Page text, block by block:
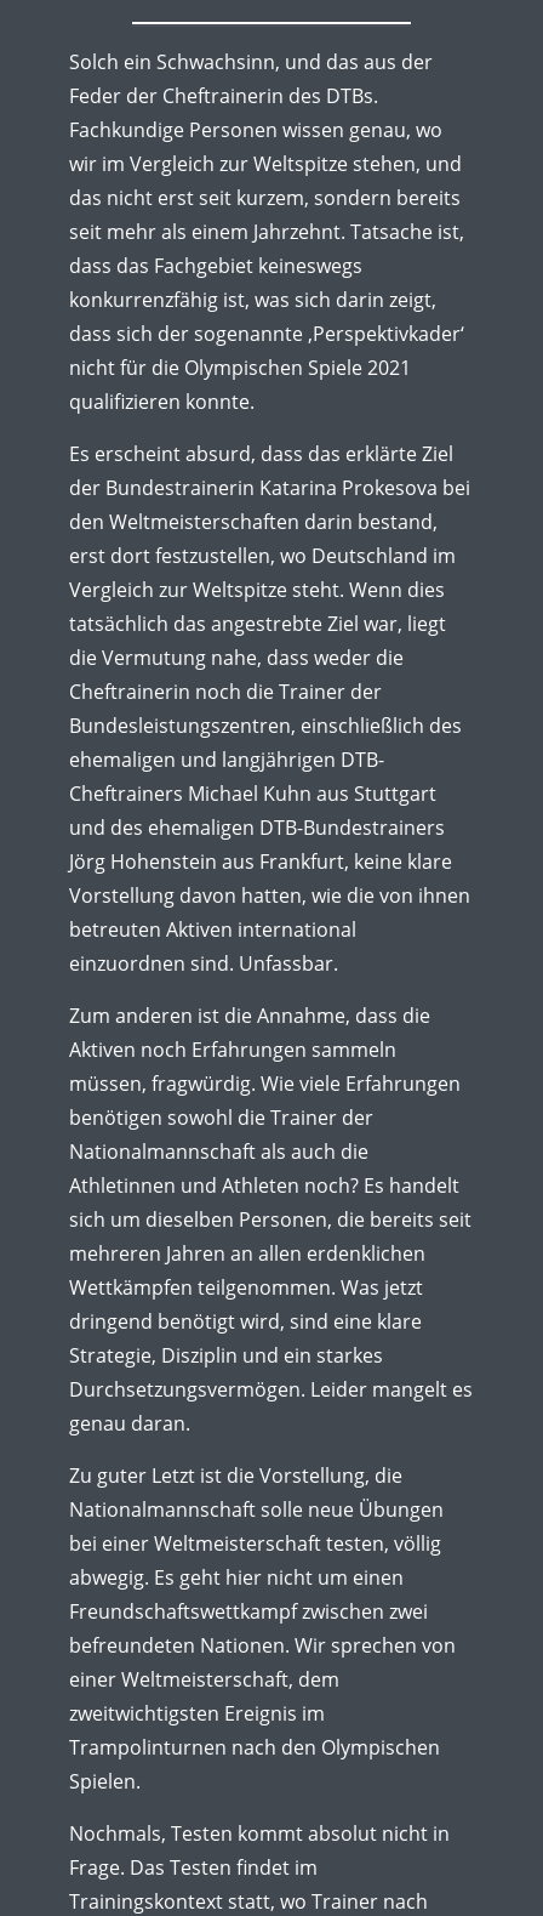
Solch ein Schwachsinn, und das aus der
Feder der Cheftrainerin des DTBs.
Fachkundige Personen wissen genau, wo
wir im Vergleich zur Weltspitze stehen, und
das nicht erst seit kurzem, sondern bereits
seit mehr als einem Jahrzehnt. Tatsache ist,
dass das Fachgebiet keineswegs
konkurrenzfähig ist, was sich darin zeigt,
dass sich der sogenannte ‚Perspektivkader‘
nicht für die Olympischen Spiele 2021
qualifizieren konnte.
Es erscheint absurd, dass das erklärte Ziel
der Bundestrainerin Katarina Prokesova bei
den Weltmeisterschaften darin bestand,
erst dort festzustellen, wo Deutschland im
Vergleich zur Weltspitze steht. Wenn dies
tatsächlich das angestrebte Ziel war, liegt
die Vermutung nahe, dass weder die
Cheftrainerin noch die Trainer der
Bundesleistungszentren, einschließlich des
ehemaligen und langjährigen DTB-
Cheftrainers Michael Kuhn aus Stuttgart
und des ehemaligen DTB-Bundestrainers
Jörg Hohenstein aus Frankfurt, keine klare
Vorstellung davon hatten, wie die von ihnen
betreuten Aktiven international
einzuordnen sind. Unfassbar.
Zum anderen ist die Annahme, dass die
Aktiven noch Erfahrungen sammeln
müssen, fragwürdig. Wie viele Erfahrungen
benötigen sowohl die Trainer der
Nationalmannschaft als auch die
Athletinnen und Athleten noch? Es handelt
sich um dieselben Personen, die bereits seit
mehreren Jahren an allen erdenklichen
Wettkämpfen teilgenommen. Was jetzt
dringend benötigt wird, sind eine klare
Strategie, Disziplin und ein starkes
Durchsetzungsvermögen. Leider mangelt es
genau daran.
Zu guter Letzt ist die Vorstellung, die
Nationalmannschaft solle neue Übungen
bei einer Weltmeisterschaft testen, völlig
abwegig. Es geht hier nicht um einen
Freundschaftswettkampf zwischen zwei
befreundeten Nationen. Wir sprechen von
einer Weltmeisterschaft, dem
zweitwichtigsten Ereignis im
Trampolinturnen nach den Olympischen
Spielen.
Nochmals, Testen kommt absolut nicht in
Frage. Das Testen findet im
Trainingskontext statt, wo Trainer nach